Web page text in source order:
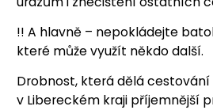
!! A hlavně – nepokládejte
které může využít někdo další.
Drobnost, která dělá
v Libereckém kraji příjemnější